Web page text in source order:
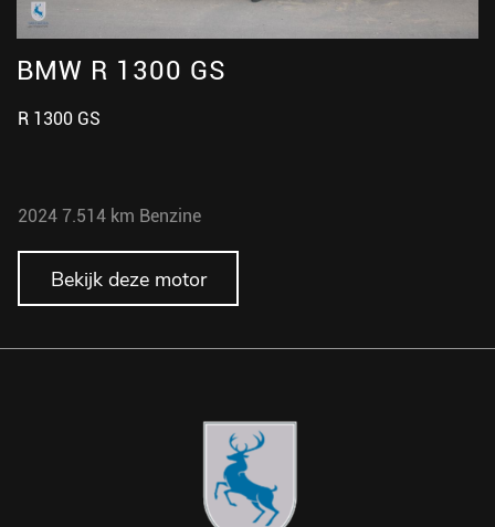
BMW R 1300 GS
R 1300 GS
2024 7.514 km Benzine
Bekijk deze motor